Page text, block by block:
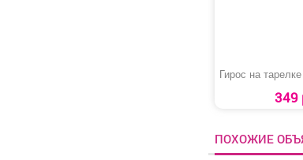
Гирос на тарелке
349
ПОХОЖИЕ